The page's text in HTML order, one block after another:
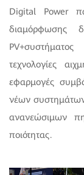
Digital Power
διαμόρφωσης
τεχνολογίες
εφαρμογές
νέων
ανανεώσιμων
ποιότητας.